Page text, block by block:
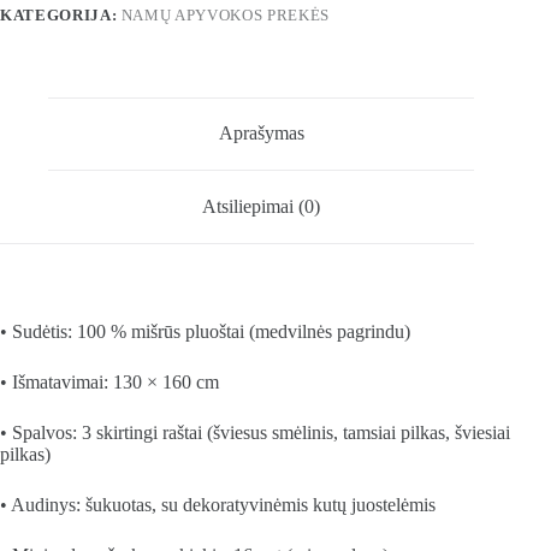
spalvos)
KATEGORIJA: NAMŲ APYVOKOS PREKĖS
Aprašymas
Atsiliepimai (0)
• Sudėtis: 100 % mišrūs pluoštai (medvilnės pagrindu)
• Išmatavimai: 130 × 160 cm
• Spalvos: 3 skirtingi raštai (šviesus smėlinis, tamsiai pilkas, šviesiai
pilkas)
• Audinys: šukuotas, su dekoratyvinėmis kutų juostelėmis